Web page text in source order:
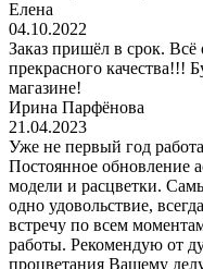
Елена
04.10.2022
Заказ пришёл в срок.
прекрасного качества!!!
магазине!
Ирина Парфёнова
21.04.2023
Уже не первый год
Постоянное обновление
модели и расцветки.
одно удовольствие,
встречу по всем
работы. Рекомендую от
процветания Вашему